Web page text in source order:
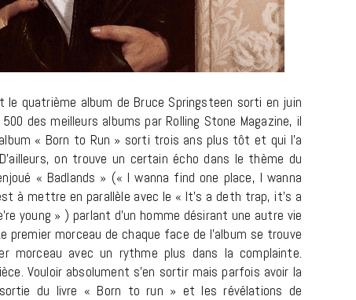
quatrième album de Bruce Springsteen sorti en juin
des meilleurs albums par Rolling Stone Magazine, il
« Born to Run » sorti trois ans plus tôt et qui l’a
on trouve un certain écho dans le thème du
« Badlands » (« I wanna find one place, I wanna
à mettre en parallèle avec le « It’s a deth trap, it’s a
young » ) parlant d’un homme désirant une autre vie
premier morceau de chaque face de l’album se trouve
morceau avec un rythme plus dans la complainte.
Vouloir absolument s’en sortir mais parfois avoir la
sortie du livre « Born to run » et les révélations de
LIFESTYLE
Gainsbourg, toute une vie :
documentaire plus Ginsburg que
Gainsbarre à ne pas manquer sur
France 3
18 FÉVRIER 2021